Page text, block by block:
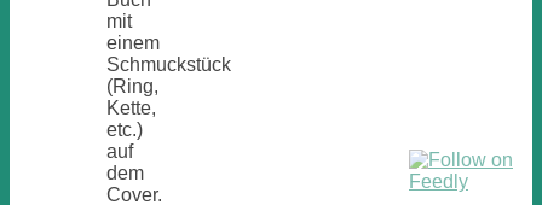
mit
einem
Schmuckstück
(Ring,
Kette,
etc.)
auf
dem
Cover.